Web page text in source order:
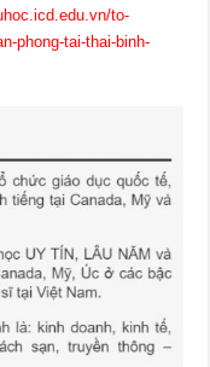
to-
phong-tai-thai-binh-